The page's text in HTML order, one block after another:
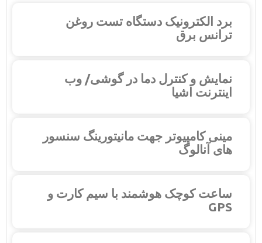
برد الکترونیک دستگاه تست روغن
ترانس برق
نمایش و کنترل دما در گوشی/ وب
اینترنت اشیا
مینی کامپیوتر جهت مانیتورینگ سنسور
های آنالوگ
ساعت کوچک هوشمند با سیم کارت و
GPS